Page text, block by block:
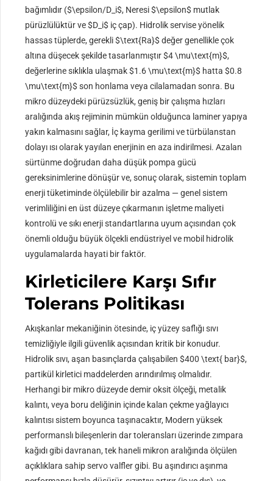
bağımlıdır ($\epsilon/D_i$, Neresi$\epsilon$ mutlak
pürüzlülüktür ve$D_i$ iç çap). Hidrolik servise yönelik
hassas tüplerde, gerekli$\text{Ra}$ değer genellikle çok
altına düşecek şekilde tasarlanmıştır$4 \mu\text{m}$,
değerlerine sıklıkla ulaşmak$1.6 \mu\text{m}$ hatta$0.8
\mu\text{m}$ son honlama veya cilalamadan sonra. Bu
mikro düzeydeki pürüzsüzlük, geniş bir çalışma hızları
aralığında akış rejiminin mümkün olduğunca laminer yapıya
yakın kalmasını sağlar, İç kayma gerilimi ve türbülanstan
dolayı ısı olarak yayılan enerjinin en aza indirilmesi. Azalan
sürtünme doğrudan daha düşük pompa gücü
gereksinimlerine dönüşür ve, sonuç olarak, sistemin toplam
enerji tüketiminde ölçülebilir bir azalma — genel sistem
verimliliğini en üst düzeye çıkarmanın işletme maliyeti
kontrolü ve sıkı enerji standartlarına uyum açısından çok
önemli olduğu büyük ölçekli endüstriyel ve mobil hidrolik
uygulamalarda hayati bir faktör.
Kirleticilere Karşı Sıfır
Tolerans Politikası
Akışkanlar mekaniğinin ötesinde, iç yüzey saflığı sıvı
temizliğiyle ilgili güvenlik açısından kritik bir konudur.
Hidrolik sıvı, aşan basınçlarda çalışabilen$400 \text{ bar}$,
partikül kirletici maddelerden arındırılmış olmalıdır.
Herhangi bir mikro düzeyde demir oksit ölçeği, metalik
kalıntı, veya boru deliğinin içinde kalan çekme yağlayıcı
kalıntısı sistem boyunca taşınacaktır, Modern yüksek
performanslı bileşenlerin dar toleransları üzerinde zımpara
kağıdı gibi davranan, tek haneli mikron aralığında ölçülen
açıklıklara sahip servo valfler gibi. Bu aşındırıcı aşınma